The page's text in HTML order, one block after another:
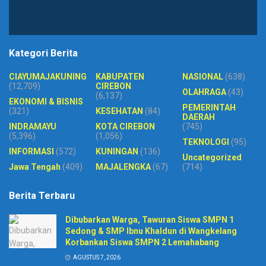
Kategori Berita
CIAYUMAJAKUNING
(12,709)
EKONOMI & BISNIS
(321)
INDRAMAYU
(5,396)
INFORMASI (572)
Jawa Tengah (409)
KABUPATEN
CIREBON
(6,137)
KESEHATAN (84)
KOTA CIREBON
(1,056)
KUNINGAN (136)
MAJALENGKA(67)
NASIONAL(638)
OLAHRAGA(43)
PEMERINTAH
DAERAH
(745)
TEKNOLOGI (95)
Uncategorized
(714)
Berita Terbaru
Dibubarkan Warga, Tawuran Siswa SMPN 1
Sedong & SMP Ibnu Khaldun di Wangkelang
Korbankan Siswa SMPN 2 Lemahabang
AGUSTUS 7, 2026